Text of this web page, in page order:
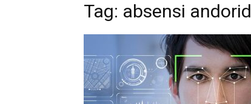
Tag: absensi andorid